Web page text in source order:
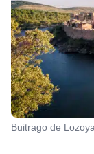
Buitrago de